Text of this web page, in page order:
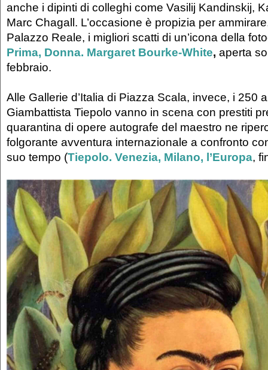
anche i dipinti di colleghi come Vasilij Kandinskij,
Marc Chagall. L’occasione è propizia per
Palazzo Reale, i migliori scatti di un’icona della
Prima, Donna. Margaret Bourke-White, aperta
febbraio.
Alle Gallerie d’Italia di Piazza Scala, invece, i 250
Giambattista Tiepolo vanno in scena con prestiti
quarantina di opere autografe del maestro ne
folgorante avventura internazionale a confronto
suo tempo (Tiepolo. Venezia, Milano, l’Europa,